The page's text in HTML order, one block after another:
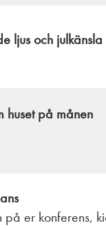
ljus och julkänsla
huset på månen
på er